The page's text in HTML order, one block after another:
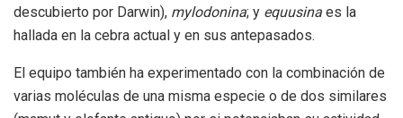
descubierto por Darwin), mylodonina; y equusina es la
hallada en la cebra actual y en sus antepasados.
El equipo también ha experimentado con la combinación de
varias moléculas de una misma especie o de dos similares